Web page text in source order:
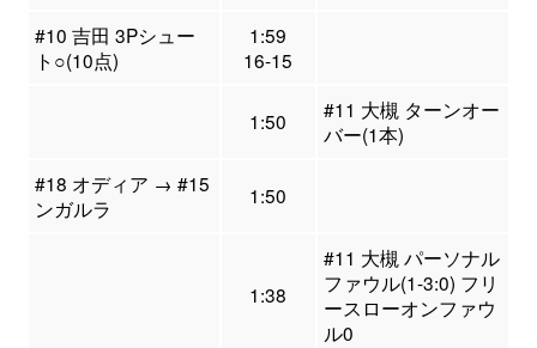
#10 吉田 3Pシュー
ト○(10点)
1:59
16-15
1:50
#11 大槻 ターンオー
バー(1本)
#18 オディア → #15
ンガルラ
1:50
1:38
#11 大槻 パーソナル
ファウル(1-3:0) フリ
ースローオンファウ
ル0